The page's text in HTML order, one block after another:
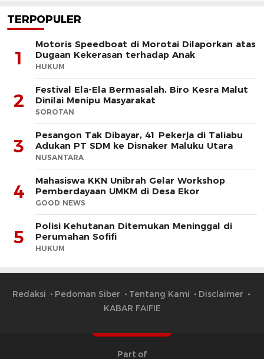
TERPOPULER
1
Motoris Speedboat di Morotai Dilaporkan atas
Dugaan Kekerasan terhadap Anak
HUKUM
2
Festival Ela-Ela Bermasalah, Biro Kesra Malut
Dinilai Menipu Masyarakat
SOROTAN
3
Pesangon Tak Dibayar, 41 Pekerja di Taliabu
Adukan PT SDM ke Disnaker Maluku Utara
NUSANTARA
4
Mahasiswa KKN Unibrah Gelar Workshop
Pemberdayaan UMKM di Desa Ekor
GOOD NEWS
5
Polisi Kehutanan Ditemukan Meninggal di
Perumahan Sofifi
HUKUM
Redaksi Pedoman Siber Tentang Kami
Disclaimer
KABAR FAIFIE
Part of